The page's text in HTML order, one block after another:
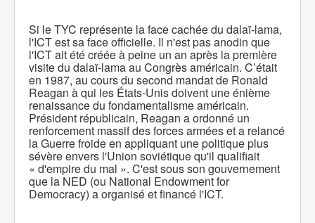
Si le TYC représente la face cachée du dalaï-lama,
l'ICT est sa face officielle. Il n'est pas anodin que
l'ICT ait été créée à peine un an après la première
visite du dalaï-lama au Congrès américain. C’était
en 1987, au cours du second mandat de Ronald
Reagan à qui les États-Unis doivent une énième
renaissance du fondamentalisme américain.
Président républicain, Reagan a ordonné un
renforcement massif des forces armées et a relancé
la Guerre froide en appliquant une politique plus
sévère envers l'Union soviétique qu'il qualifiait
« d'empire du mal ». C'est sous son gouvernement
que la NED (ou National Endowment for
Democracy) a organisé et financé l'ICT.